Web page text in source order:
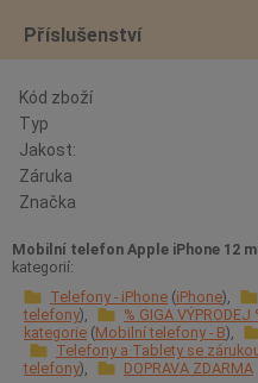
Příslušenství
Kód zboží
Typ
Jakost:
Záruka
Značka
Mobilní telefon Apple iPhone 12
kategorií:
Telefony - iPhone iPhone
telefony
% GIGA VÝPRODEJ
kategorie Mobilní telefony - B
Telefony a Tablety se
telefony
DOPRAVA ZDARMA